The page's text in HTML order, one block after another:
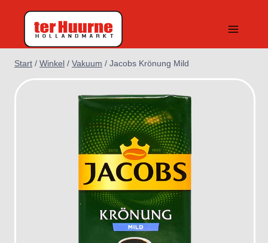
springen
Start / Winkel / Vakuum / Jacobs Krönung Mild